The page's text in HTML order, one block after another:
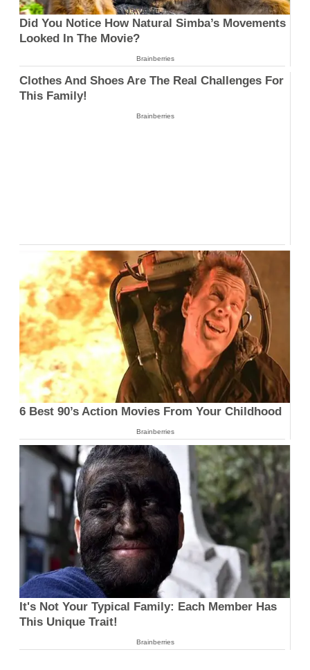
Did You Notice How Natural Simba’s Movements
Looked In The Movie?
Brainberries
Clothes And Shoes Are The Real Challenges For
This Family!
Brainberries
6 Best 90’s Action Movies From Your Childhood
Brainberries
It's Not Your Typical Family: Each Member Has
This Unique Trait!
Brainberries